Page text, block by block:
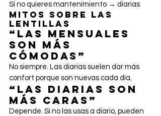
Si no quieres mantenimiento → diarias
Mitos sobre las
lentillas
“Las mensuales
son más
cómodas”
No siempre. Las diarias suelen dar más
confort porque son nuevas cada día.
“Las diarias son
más caras”
Depende. Si no las usas a diario, pueden